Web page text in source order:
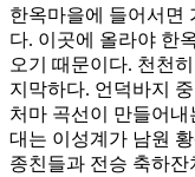
한옥마을에 들어서면
다. 이곳에 올라야 한
오기 때문이다. 천천
지막하다. 언덕바지
처마 곡선이 만들어
대는 이성계가 남원
종친들과 전승 축하잔